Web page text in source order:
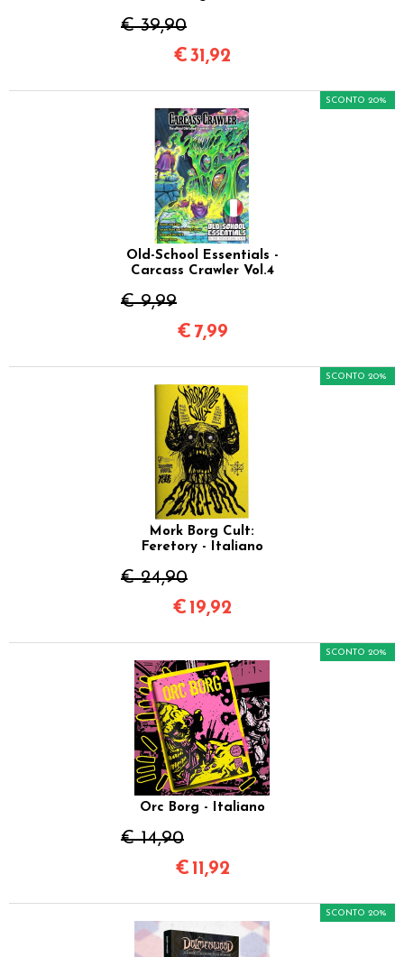
€ 39,90
€31,92
Old-School Essentials -
Carcass Crawler Vol.4
€ 9,99
SCONTO 20%
€ 7,99
Mork Borg Cult:
Feretory - Italiano
€ 24,90
SCONTO 20%
€ 19,92
Orc Borg - Italiano
€ 14,90
SCONTO 20%
€ 11,92
SCONTO 20%